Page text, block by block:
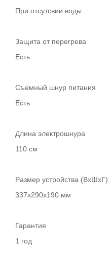
При отсутсвии воды
Защита от перегрева
Есть
Съемный шнур питания
Есть
Длина электрошнура
110 см
Размер устройства (ВхШхГ)
337х290х190 мм
Гарантия
1 год